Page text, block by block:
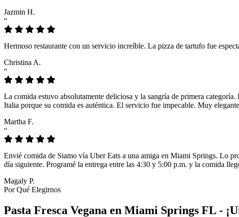
Jazmin H.
“
Hermoso restaurante con un servicio increíble. La pizza de tartufo fue
Christina A.
“
La comida estuvo absolutamente deliciosa y la sangría de primera
Italia porque su comida es auténtica. El servicio fue impecable. Muy
Martha F.
“
Envié comida de Siamo vía Uber Eats a una amiga en Miami Springs. Lo
día siguiente. Programé la entrega entre las 4:30 y 5:00 p.m. y la comida
Magaly P.
Por Qué Elegirnos
Pasta Fresca Vegana en Miami Springs FL -